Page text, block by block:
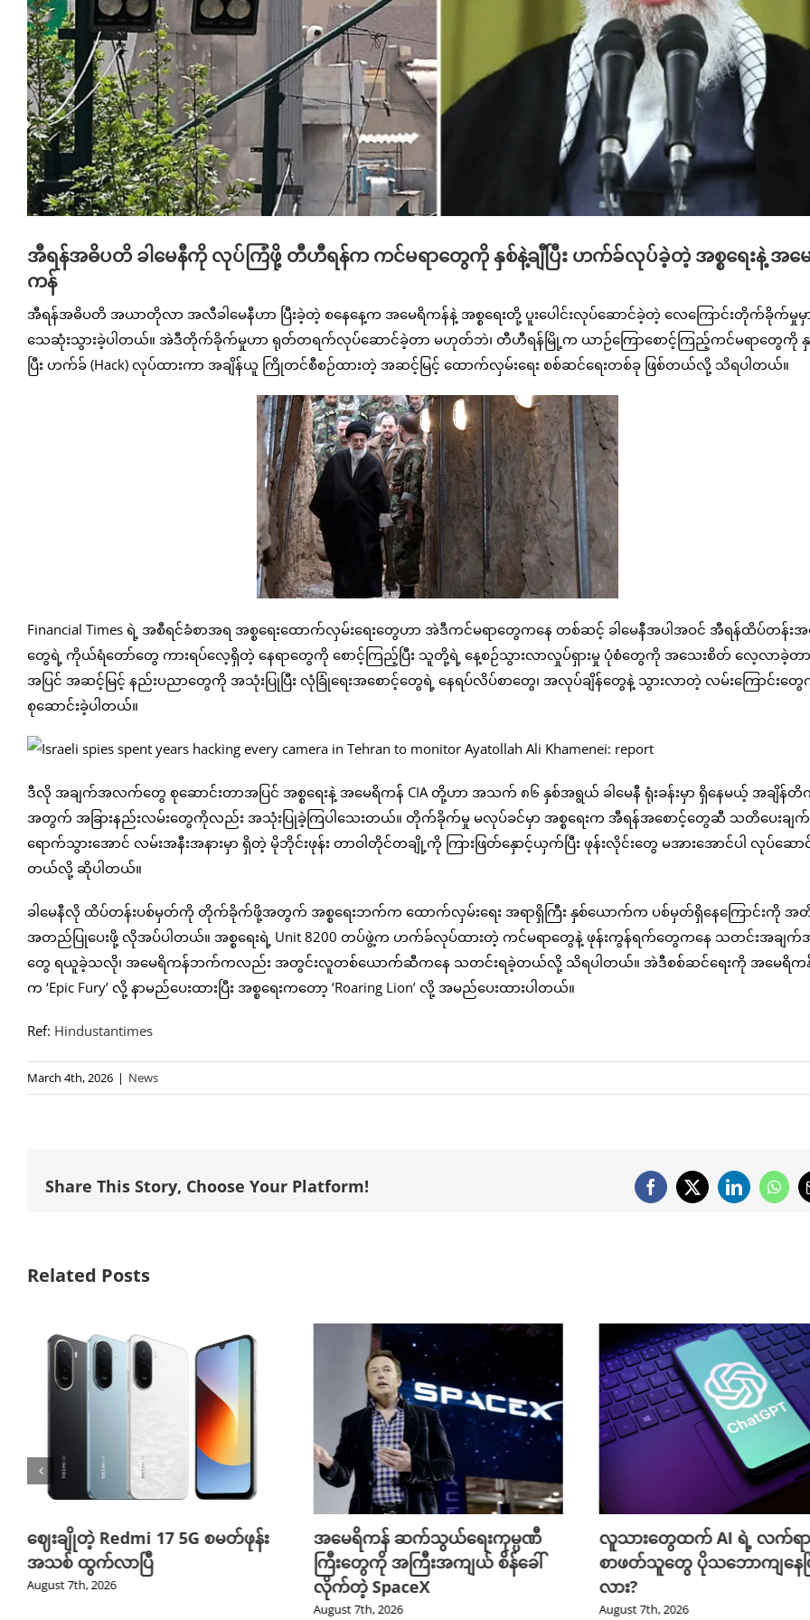
အီရန်အဓိပတိ ခါမေနီကို လုပ်ကြံဖို့ တီဟီရန်က ကင်မရာတွေကို နှစ်နဲ့ချီပြီး ဟက်ခ်လုပ်ခဲ့တဲ့ အစ္စရေးနဲ့ အမ
ကန်
အီရန်အဓိပတိ အယာတိုလာ အလီခါမေနီဟာ ပြီးခဲ့တဲ့ စနေနေ့က အမေရိကန်နဲ့ အစ္စရေးတို့ ပူးပေါင်းလုပ်ဆောင်ခဲ့တဲ့ လေကြောင်းတိုက်ခိုက်မှုမှ
သေဆုံးသွားခဲ့ပါတယ်။ အဲဒီတိုက်ခိုက်မှုဟာ ရုတ်တရက်လုပ်ဆောင်ခဲ့တာ မဟုတ်ဘဲ၊ တီဟီရန်မြို့က ယာဉ်ကြောစောင့်ကြည့်ကင်မရာတွေကို နှ
ပြီး ဟက်ခ် (Hack) လုပ်ထားကာ အချိန်ယူ ကြိုတင်စီစဉ်ထားတဲ့ အဆင့်မြင့် ထောက်လှမ်းရေး စစ်ဆင်ရေးတစ်ခု ဖြစ်တယ်လို့ သိရပါတယ်။
Financial Times ရဲ့ အစီရင်ခံစာအရ အစ္စရေးထောက်လှမ်းရေးတွေဟာ အဲဒီကင်မရာတွေကနေ တစ်ဆင့် ခါမေနီအပါအဝင် အီရန်ထိပ်တန်းအ
တွေရဲ့ ကိုယ်ရံတော်တွေ ကားရပ်လေ့ရှိတဲ့ နေရာတွေကို စောင့်ကြည့်ပြီး သူတို့ရဲ့ နေ့စဉ်သွားလာလှုပ်ရှားမှု ပုံစံတွေကို အသေးစိတ် လေ့လာခဲ့တာပ
အပြင် အဆင့်မြင့် နည်းပညာတွေကို အသုံးပြုပြီး လုံခြုံရေးအစောင့်တွေရဲ့ နေရပ်လိပ်စာတွေ၊ အလုပ်ချိန်တွေနဲ့ သွားလာတဲ့ လမ်းကြောင်းတွေ
စုဆောင်းခဲ့ပါတယ်။
ဒီလို အချက်အလက်တွေ စုဆောင်းတာအပြင် အစ္စရေးနဲ့ အမေရိကန် CIA တို့ဟာ အသက် ၈၆ နှစ်အရွယ် ခါမေနီ ရုံးခန်းမှာ ရှိနေမယ့် အချိန်တိ
အတွက် အခြားနည်းလမ်းတွေကိုလည်း အသုံးပြုခဲ့ကြပါသေးတယ်။ တိုက်ခိုက်မှု မလုပ်ခင်မှာ အစ္စရေးက အီရန်အစောင့်တွေဆီ သတိပေးချ
ရောက်သွားအောင် လမ်းအနီးအနားမှာ ရှိတဲ့ မိုဘိုင်းဖုန်း တာဝါတိုင်တချို့ကို ကြားဖြတ်နှောင့်ယှက်ပြီး ဖုန်းလိုင်းတွေ မအားအောင်ပါ လုပ်ဆော
တယ်လို့ ဆိုပါတယ်။
ခါမေနီလို ထိပ်တန်းပစ်မှတ်ကို တိုက်ခိုက်ဖို့အတွက် အစ္စရေးဘက်က ထောက်လှမ်းရေး အရာရှိကြီး နှစ်ယောက်က ပစ်မှတ်ရှိနေကြောင်းကို အ
အတည်ပြုပေးဖို့ လိုအပ်ပါတယ်။ အစ္စရေးရဲ့ Unit 8200 တပ်ဖွဲ့က ဟက်ခ်လုပ်ထားတဲ့ ကင်မရာတွေနဲ့ ဖုန်းကွန်ရက်တွေကနေ သတင်းအချ
တွေ ရယူခဲ့သလို၊ အမေရိကန်ဘက်ကလည်း အတွင်းလူတစ်ယောက်ဆီကနေ သတင်းရခဲ့တယ်လို့ သိရပါတယ်။ အဲဒီစစ်ဆင်ရေးကို အမေရိ
က ‘Epic Fury’ လို့ နာမည်ပေးထားပြီး အစ္စရေးကတော့ ‘Roaring Lion’ လို့ အမည်ပေးထားပါတယ်။
Ref: Hindustantimes
March 4th, 2026 | News
Share This Story, Choose Your Platform! Facebook
X LinkedIn
Related Posts
ဈေးချိုတဲ့ Redmi 17 5G စမတ်ဖုန်း
အသစ် ထွက်လာပြီ
August 7th, 2026
အမေရိကန် ဆက်သွယ်ရေးကုမ္ပဏီ
ကြီးတွေကို အကြီးအကျယ် စိန်ခေါ်
လိုက်တဲ့ SpaceX
August 7th, 2026
လူသားတွေထက် AI ရဲ့ လက်ရ
စာဖတ်သူတွေ ပိုသဘောကျနေပ
လား?
August 7th, 2026